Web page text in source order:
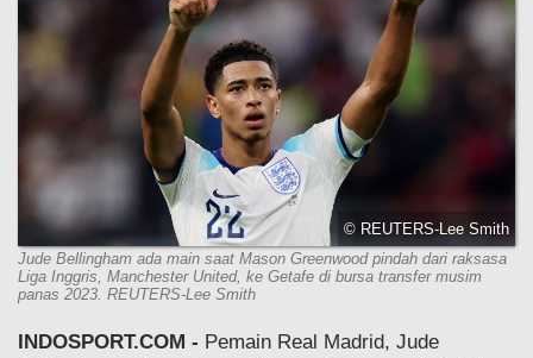
© REUTERS-Lee Smith
Jude Bellingham ada main saat Mason Greenwood pindah dari raksasa
Liga Inggris, Manchester United, ke Getafe di bursa transfer musim
panas 2023. REUTERS-Lee Smith
INDOSPORT.COM - Pemain Real Madrid, Jude